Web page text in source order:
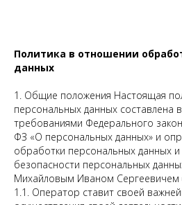
Политика в отношении
данных
1. Общие положения Настоящая
персональных данных составлена
требованиями Федерального
ФЗ «О персональных данных» и
обработки персональных данных
безопасности персональных
Михайловым Иваном Сергеевичем
1.1. Оператор ставит своей